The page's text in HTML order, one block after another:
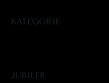
KATEGORIE
JUBILER